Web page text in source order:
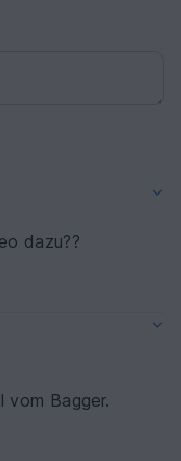
dazu??
vom Bagger.